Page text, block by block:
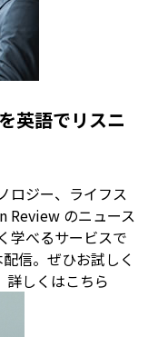
英語でリスニ
ロジー、ライフス
Review のニュース
学べるサービスで
信。ぜひお試しく
詳しくはこちら